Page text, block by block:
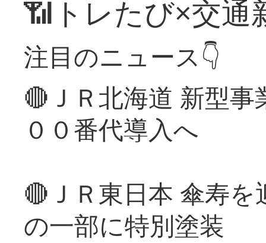
📶トレたび×交通
注目のニュース👇
🔴ＪＲ北海道 新型
００番代導入へ
🔴ＪＲ東日本 傘寿
の一部に特別塗装